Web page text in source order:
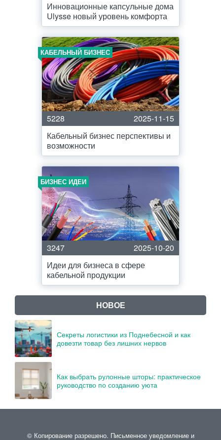
Инновационные капсульные дома
Ulysse новый уровень комфорта
КАБЕЛЬНЫЙ БИЗНЕС
5228
2025-11-15
Кабельный бизнес перспективы и
возможности
БИЗНЕС ИДЕИ
3247
2025-10-20
Идеи для бизнеса в сфере
кабельной продукции
НОВОЕ
Секреты логистики из Поднебесной и как
довезти товар без лишних нервов
Как выбрать рулонные шторы: практическое
руководство по созданию уюта
© Копирование разрешено. Письменное уведомление и